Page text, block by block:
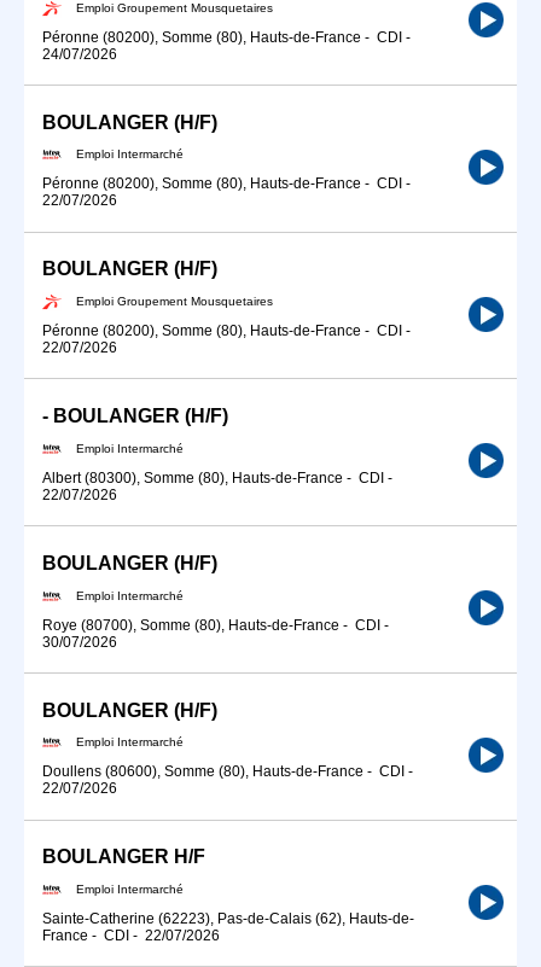
Emploi Groupement Mousquetaires
Péronne (80200), Somme (80), Hauts-de-France - CDI -
24/07/2026
BOULANGER (H/F)
Emploi Intermarché
Péronne (80200), Somme (80), Hauts-de-France - CDI -
22/07/2026
BOULANGER (H/F)
Emploi Groupement Mousquetaires
Péronne (80200), Somme (80), Hauts-de-France - CDI -
22/07/2026
- BOULANGER (H/F)
Emploi Intermarché
Albert (80300), Somme (80), Hauts-de-France - CDI -
22/07/2026
BOULANGER (H/F)
Emploi Intermarché
Roye (80700), Somme (80), Hauts-de-France - CDI -
30/07/2026
BOULANGER (H/F)
Emploi Intermarché
Doullens (80600), Somme (80), Hauts-de-France - CDI -
22/07/2026
BOULANGER H/F
Emploi Intermarché
Sainte-Catherine (62223), Pas-de-Calais (62), Hauts-de-
France - CDI - 22/07/2026